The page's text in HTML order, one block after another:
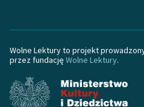
O projekcie
Zespół
Wolne Lektury to projekt
przez fundację Wolne Lektury.